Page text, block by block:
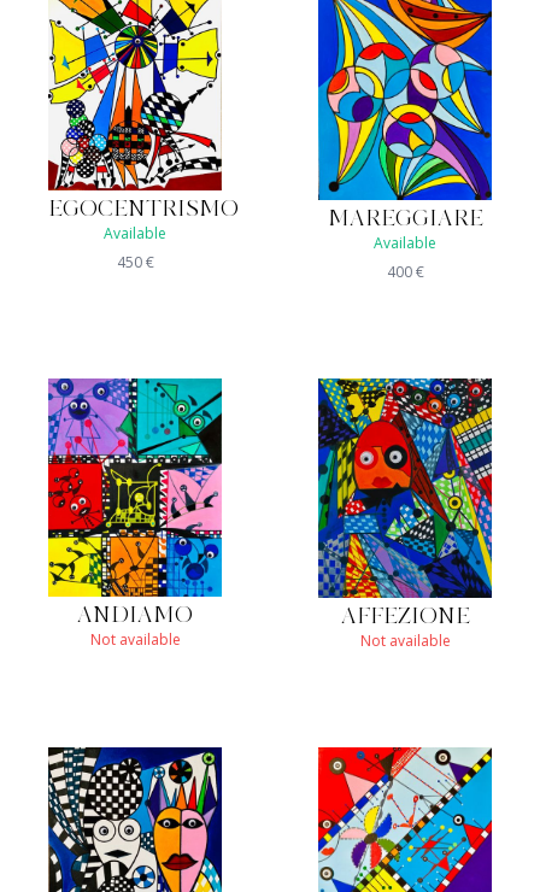
EGOCENTRISMO
Available
450€
MAREGGIARE
Available
400€
ANDIAMO
Not available
AFFEZIONE
Not available